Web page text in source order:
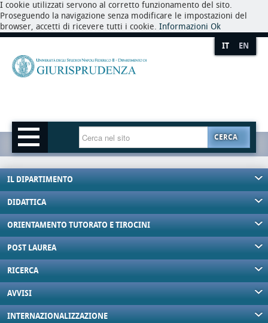
I cookie utilizzati servono al corretto funzionamento del sito.
Proseguendo la navigazione senza modificare le impostazioni del
browser, accetti di ricevere tutti i cookie. Informazioni Ok
IT EN
CERCA
IL DIPARTIMENTO
DIDATTICA
ORIENTAMENTO TUTORATO E TIROCINI
POST LAUREA
RICERCA
AVVISI
INTERNAZIONALIZZAZIONE